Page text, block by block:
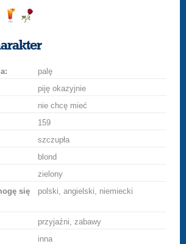
drinka
różę
palę
piję okazyjnie
nie chcę mieć
159
szczupła
blond
zielony
się
polski, angielski, niemiecki
przyjaźni, zabawy
inna